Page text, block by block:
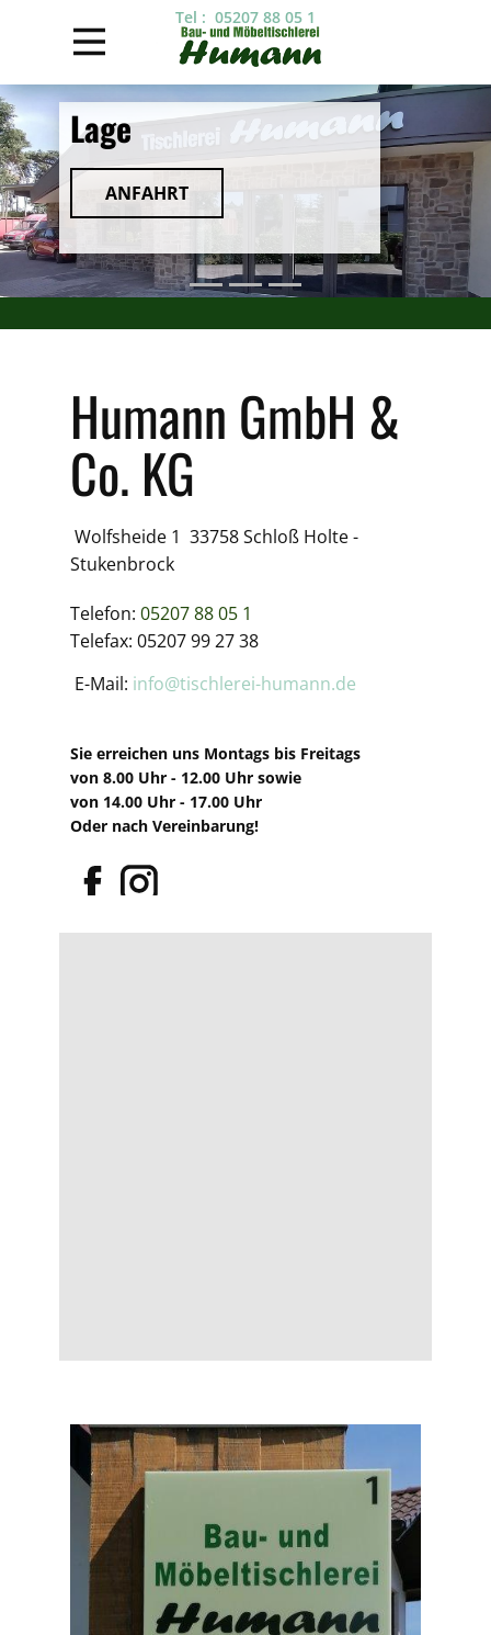
Tel : 05207 88 05 1
Lage
ANFAHRT
Humann GmbH &
Co. KG
Wolfsheide 1 33758 Schloß Holte -
Stukenbrock
Telefon: 05207 88 05 1
Telefax: 05207 99 27 38
E-Mail: info@tischlerei-humann.de
Sie erreichen uns Montags bis Freitags
von 8.00 Uhr - 12.00 Uhr sowie
von 14.00 Uhr - 17.00 Uhr
Oder nach Vereinbarung!